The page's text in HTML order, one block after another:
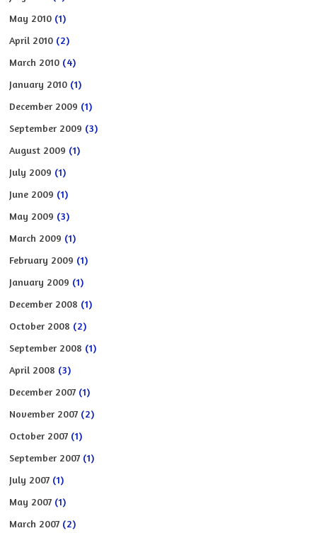
May 2010 (1)
April 2010 (2)
March 2010 (4)
January 2010 (1)
December 2009 (1)
September 2009 (3)
August 2009 (1)
July 2009 (1)
June 2009 (1)
May 2009 (3)
March 2009 (1)
February 2009 (1)
January 2009 (1)
December 2008 (1)
October 2008 (2)
September 2008 (1)
April 2008 (3)
December 2007 (1)
November 2007 (2)
October 2007 (1)
September 2007 (1)
July 2007 (1)
May 2007 (1)
March 2007 (2)